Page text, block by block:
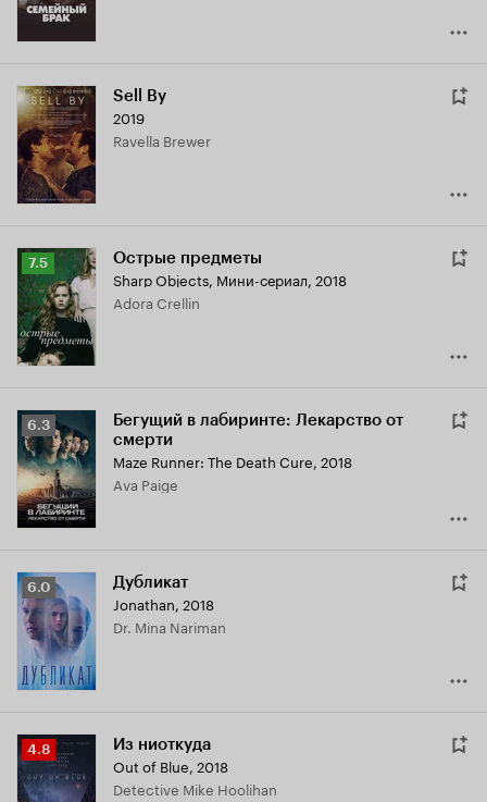
Sell By
2019
Ravella Brewer
Рейтинг
Кинопоиска
7.5
7.5 Острые предметы
Sharp Objects, Мини-сериал, 2018
Adora Crellin
Рейтинг
Кинопоиска
6.3
6.3
Бегущий в лабиринте: Лекарство от
смерти
Maze Runner: The Death Cure, 2018
Ava Paige
Рейтинг
Кинопоиска
6.0
6.0 Дубликат
Jonathan, 2018
Dr. Mina Nariman
Рейтинг
Кинопоиска
4.8
4.8 Из ниоткуда
Out of Blue, 2018
Detective Mike Hoolihan